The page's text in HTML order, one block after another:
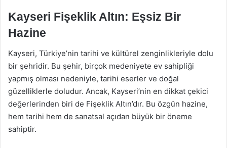
Kayseri Fişeklik Altın: Eşsiz Bir
Hazine
Kayseri, Türkiye’nin tarihi ve kültürel zenginlikleriyle dolu
bir şehridir. Bu şehir, birçok medeniyete ev sahipliği
yapmış olması nedeniyle, tarihi eserler ve doğal
güzelliklerle doludur. Ancak, Kayseri’nin en dikkat çekici
değerlerinden biri de Fişeklik Altın’dır. Bu özgün hazine,
hem tarihi hem de sanatsal açıdan büyük bir öneme
sahiptir.